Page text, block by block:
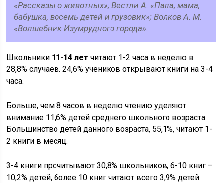
«Рассказы о животных»; Вестли А. «Папа, мама,
бабушка, восемь детей и грузовик»; Волков А. М.
«Волшебник Изумрудного города».
Школьники 11-14 лет читают 1-2 часа в неделю в
28,8% случаев. 24,6% учеников открывают книги на 3-4
часа.
Больше, чем 8 часов в неделю чтению уделяют
внимание 11,6% детей среднего школьного возраста.
Большинство детей данного возраста, 55,1%, читают 1-
2 книги в месяц.
3-4 книги прочитывают 30,8% школьников, 6-10 книг –
10,2% детей, более 10 книг читают всего 3,9% детей